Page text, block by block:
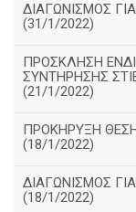
ΔΙΑΓΩΝΙΣΜΟΣ
(31/1/2022)
ΠΡΟΣΚΛΗΣΗ
ΣΥΝΤΗΡΗΣΗΣ
(21/1/2022)
ΠΡΟΚΗΡΥΞΗ
(18/1/2022)
ΔΙΑΓΩΝΙΣΜΟΣ
(18/1/2022)